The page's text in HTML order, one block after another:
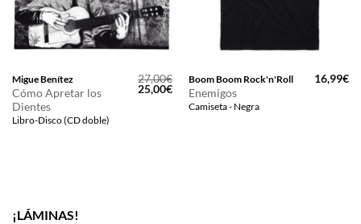
Migue Benítez
Cómo Apretar los
Dientes
Libro-Disco (CD doble)
27,00€
El
precio
25,00€El
precio
actual
Boom Boom Rock'n'Roll
Enemigos
Camiseta - Negra
16,99€
¡LÁMINAS!